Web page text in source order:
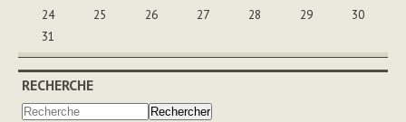
24
25 26 27 28 29
30
31
RECHERCHE